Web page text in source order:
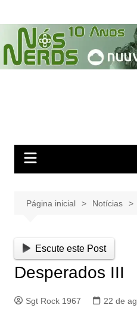
para
conteúdo
Página inicial Notícias
Escute este Post
Desperados III
Sgt Rock 1967 22 de